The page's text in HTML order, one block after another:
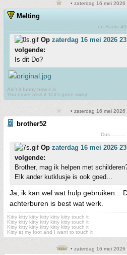
• zaterdag 16 mei 2026
Melting
on Radio 49!
Op zaterdag 16 mei 2026
volgende:
Is dit Do?
Ain't it funny how it is
You never miss it 'til it's gone away!
• zaterdag 16 mei 2026
brother52
Dus..........
Op zaterdag 16 mei 2026
volgende:
Brother, mag ik helpen met
Elk ander kutklusje is ook goed…
Ja, ik kan wel wat hulp gebruiken...
achterburen is best wat werk.
Kitty kitty kitty kitty kitty kitty touch it
Kitty kitty kitty kitty kitty kitty touch it
Kitty kitty kitty kitty kitty kitty touch it
Kitty at my foot and I want to touch it
• zaterdag 16 mei 2026